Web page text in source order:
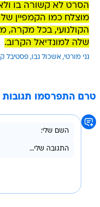
הסרט לא קשורה בו
מוצלח כמו הקמפיין של
הקולנועי, בכל מקרה,
שלה למונדיאל הקרוב.
נני מורטי אשכול נבו פסטיבל
טרם התפרסמו תגובות